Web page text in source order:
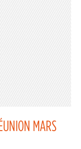
MARS